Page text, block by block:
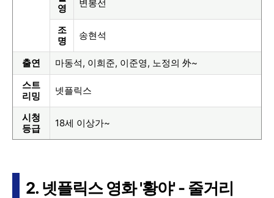
영
변봉선
조
명
송현석
출연
마동석, 이희준, 이준영, 노정의 外~
스트
리밍
넷플릭스
시청
등급
18세 이상가~
2. 넷플릭스 영화 '황야' - 줄거리